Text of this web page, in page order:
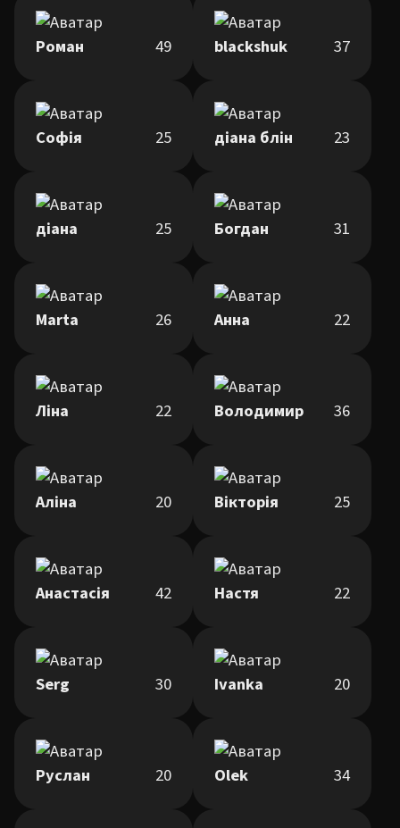
Роман 49 blackshuk 37
Софія 25 діана блін 23
діана 25 Богдан 31
Marta 26 Анна 22
Ліна 22 Володимир 36
Аліна 20 Вікторія 25
Анастасія 42 Настя 22
Serg 30 Ivanka 20
Руслан 20 Olek 34